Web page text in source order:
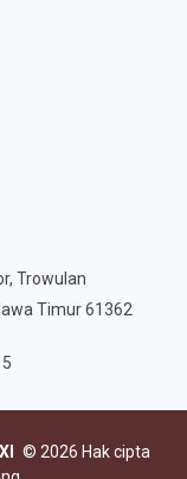
Trowulan
Timur 61362
© 2026 Hak cipta